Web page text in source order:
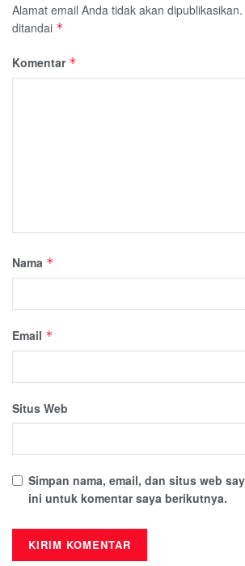
Alamat email Anda tidak akan dipublikasikan.
ditandai *
Komentar *
Nama *
Email *
Situs Web
Simpan nama, email, dan situs web
ini untuk komentar saya berikutnya.